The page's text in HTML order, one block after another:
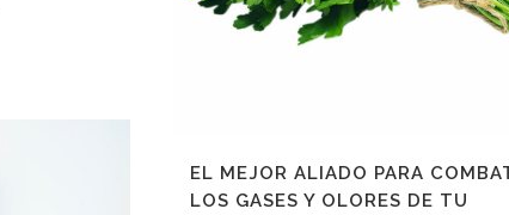
EL MEJOR ALIADO PARA
LOS GASES Y OLORES DE TU